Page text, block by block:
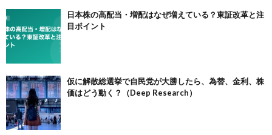
日本株の高配当・増配はなぜ増えている？東証改革と注
目ポイント
仮に解散総選挙で自民党が大勝したら、為替、金利、株
価はどう動く？（Deep Research）